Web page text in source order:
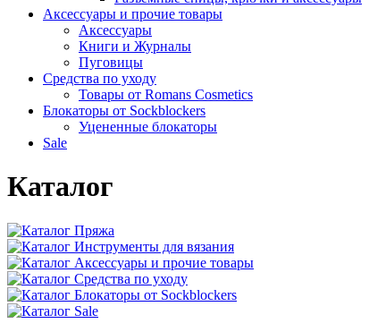
Аксессуары и прочие товары
Аксессуары
Книги и Журналы
Пуговицы
Средства по уходу
Товары от Romans Cosmetics
Блокаторы от Sockblockers
Уцененные блокаторы
Sale
Каталог
Пряжа
Инструменты для вязания
Аксессуары и прочие товары
Средства по уходу
Блокаторы от Sockblockers
Sale